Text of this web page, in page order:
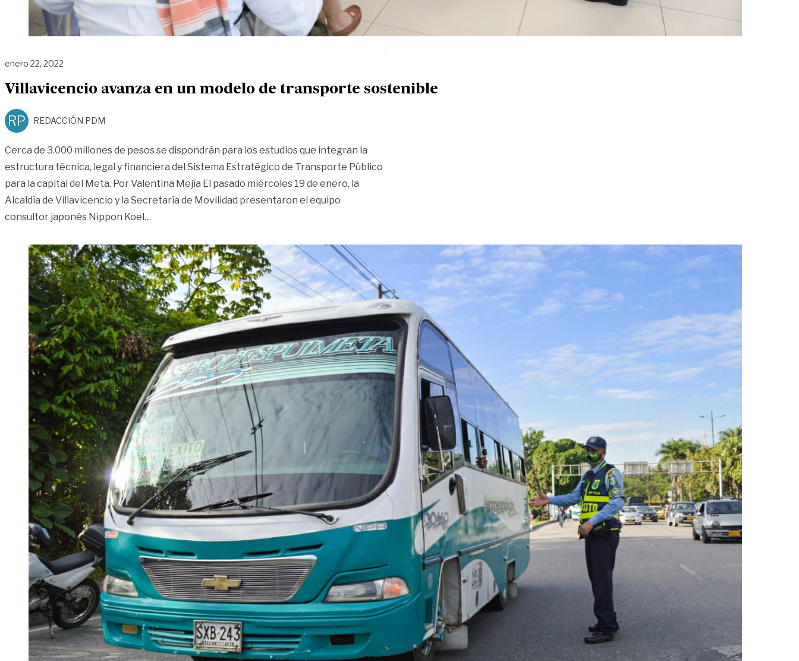
enero 22, 2022
Villavicencio avanza en un modelo de transporte sostenible
RP REDACCIÓN PDM
Cerca de 3.000 millones de pesos se dispondrán para los estudios que integran la
estructura técnica, legal y financiera del Sistema Estratégico de Transporte Público
para la capital del Meta. Por Valentina Mejía El pasado miércoles 19 de enero, la
Alcaldía de Villavicencio y la Secretaría de Movilidad presentaron el equipo
consultor japonés Nippon Koel…